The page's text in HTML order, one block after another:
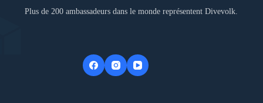
Plus de 200 ambassadeurs dans le monde représentent Divevolk.